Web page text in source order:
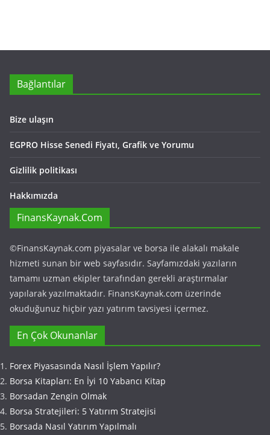
Bağlantılar
Bize ulaşın
EGPRO Hisse Senedi Fiyatı, Grafik ve Yorumu
Gizlilik politikası
Hakkımızda
FinansKaynak.Com
©FinansKaynak.com piyasalar ve borsa ile alakalı makale
hizmeti sunan bir web sayfasıdır. Sayfamızdaki yazıların
tamamı uzman ekipler tarafından gerekli araştırmalar
yapılarak yazılmaktadır. FinansKaynak.com üzerinde
okuduğunuz hiçbir yazı yatırım tavsiyesi içermez.
En Çok Okunanlar
Forex Piyasasında Nasıl İşlem Yapılır?
Borsa Kitapları: En İyi 10 Yabancı Kitap
Borsadan Zengin Olmak
Borsa Stratejileri: 5 Yatırım Stratejisi
Borsada Nasıl Yatırım Yapılmalı